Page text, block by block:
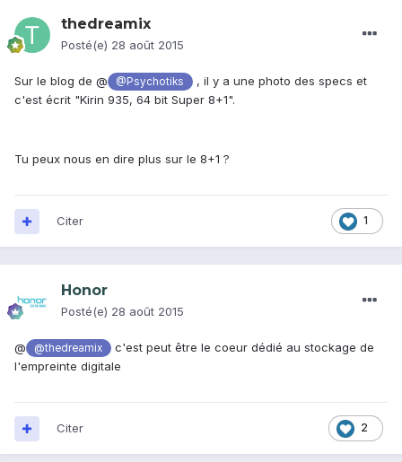
thedreamix
Posté(e) 28 août 2015
Sur le blog de @ @Psychotiks
, il y a une photo des specs et
c'est écrit "Kirin 935, 64 bit Super 8+1".
Tu peux nous en dire plus sur le 8+1 ?
1
Citer
Honor
Posté(e) 28 août 2015
@ @thedreamix
c'est peut être le coeur dédié au stockage de
l'empreinte digitale
2
Citer